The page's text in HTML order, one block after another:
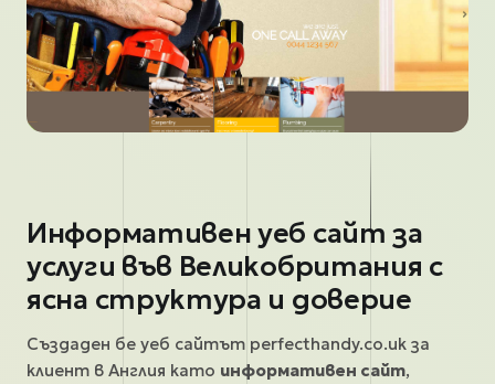
Информативен уеб сайт за
услуги във Великобритания с
ясна структура и доверие
Създаден бе уеб сайтът perfecthandy.co.uk за
клиент в Англия като информативен сайт,